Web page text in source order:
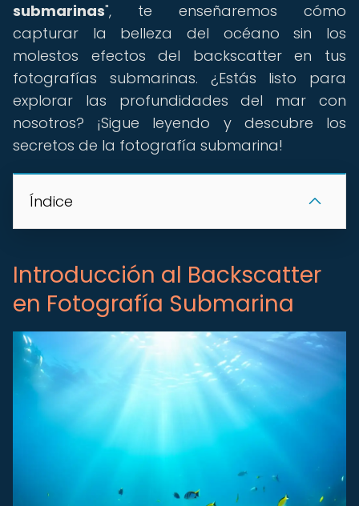
submarinas", te enseñaremos cómo
capturar la belleza del océano sin los
molestos efectos del backscatter en tus
fotografías submarinas. ¿Estás listo para
explorar las profundidades del mar con
nosotros? ¡Sigue leyendo y descubre los
secretos de la fotografía submarina!
Índice
Introducción al Backscatter
en Fotografía Submarina